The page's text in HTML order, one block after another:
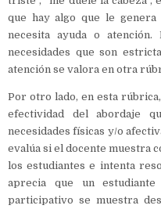
que hay algo que le
necesita ayuda o
necesidades que son
atención se valora en otra
Por otro lado, en esta
efectividad del abordaje
necesidades físicas y/o
evalúa si el docente muestra
los estudiantes e intenta
aprecia que un
participativo se muestra